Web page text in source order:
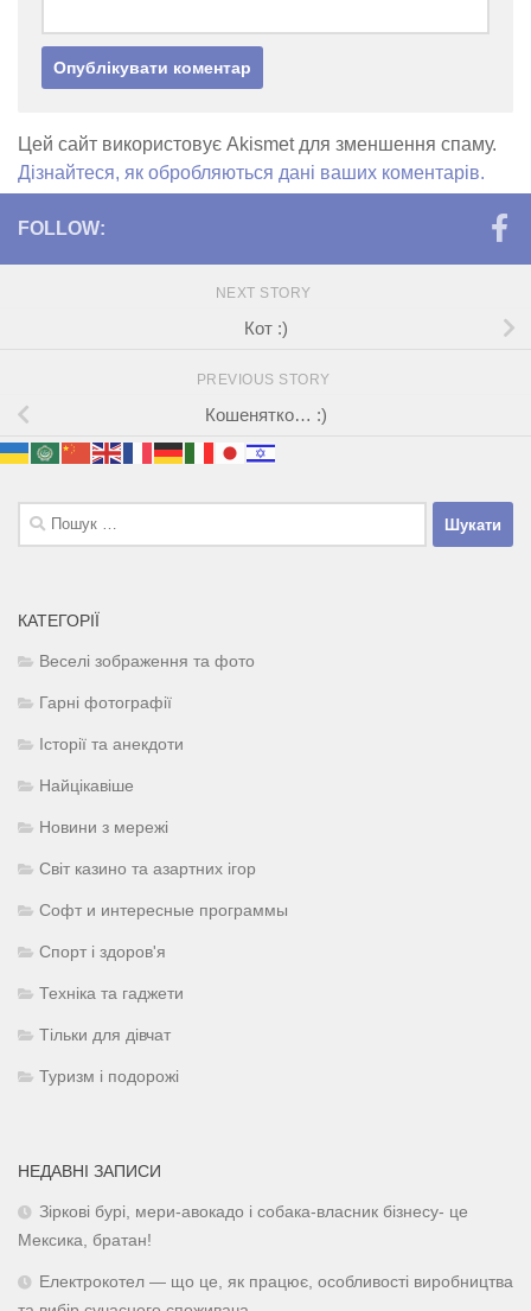
Цей сайт використовує Akismet для зменшення спаму.
Дізнайтеся, як обробляються дані ваших коментарів.
FOLLOW:
NEXT STORY
Кот :)
PREVIOUS STORY
Кошенятко… :)
Пошук:
КАТЕГОРІЇ
Веселі зображення та фото
Гарні фотографії
Історії та анекдоти
Найцікавіше
Новини з мережі
Світ казино та азартних ігор
Софт и интересные программы
Спорт і здоров'я
Техніка та гаджети
Тільки для дівчат
Туризм і подорожі
НЕДАВНІ ЗАПИСИ
Зіркові бурі, мери-авокадо і собака-власник бізнесу- це
Мексика, братан!
Електрокотел — що це, як працює, особливості виробництва